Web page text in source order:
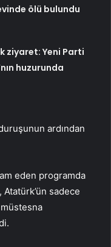
ölü bulundu
ziyaret: Yeni Parti
huzurunda
ardından
eden programda
sadece